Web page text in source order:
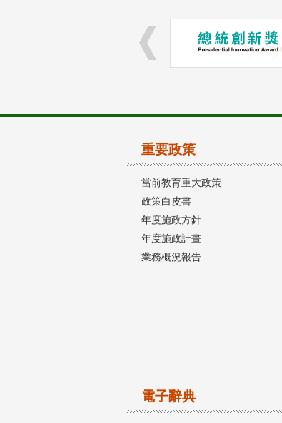
重要政策
當前教育重大政策
政策白皮書
年度施政方針
年度施政計畫
業務概況報告
電子辭典